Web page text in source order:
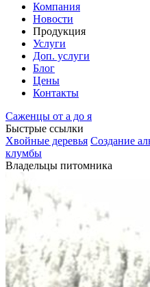
Компания
Новости
Продукция
Услуги
Доп. услуги
Блог
Цены
Контакты
Саженцы от а до я
Быстрые ссылки
Хвойные деревья Создание
клумбы
Владельцы питомника